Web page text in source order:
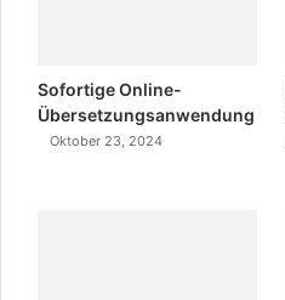
Sofortige Online-
Übersetzungsanwendung
Oktober 23, 2024